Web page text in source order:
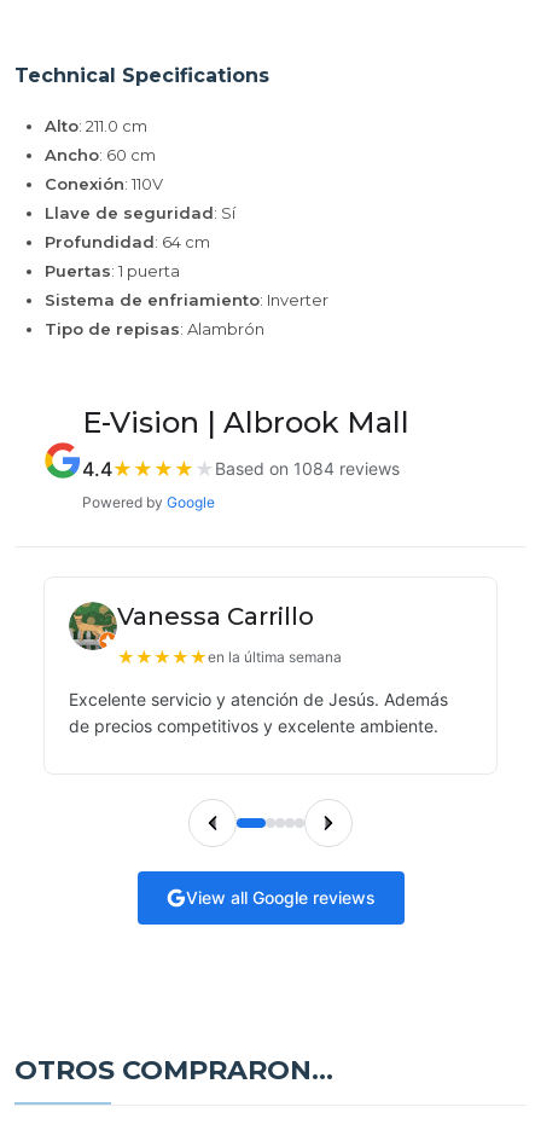
Technical Specifications
Alto: 211.0 cm
Ancho: 60 cm
Conexión: 110V
Llave de seguridad: Sí
Profundidad: 64 cm
Puertas: 1 puerta
Sistema de enfriamiento: Inverter
Tipo de repisas: Alambrón
E-Vision | Albrook Mall
4.4★ ★ ★ ★ ★ Based on 1084 reviews
Powered by Google
Vanessa Carrillo
★★★★★en la última semana
Excelente servicio y atención de Jesús. Además
de precios competitivos y excelente ambiente.
View all Google reviews
OTROS COMPRARON...